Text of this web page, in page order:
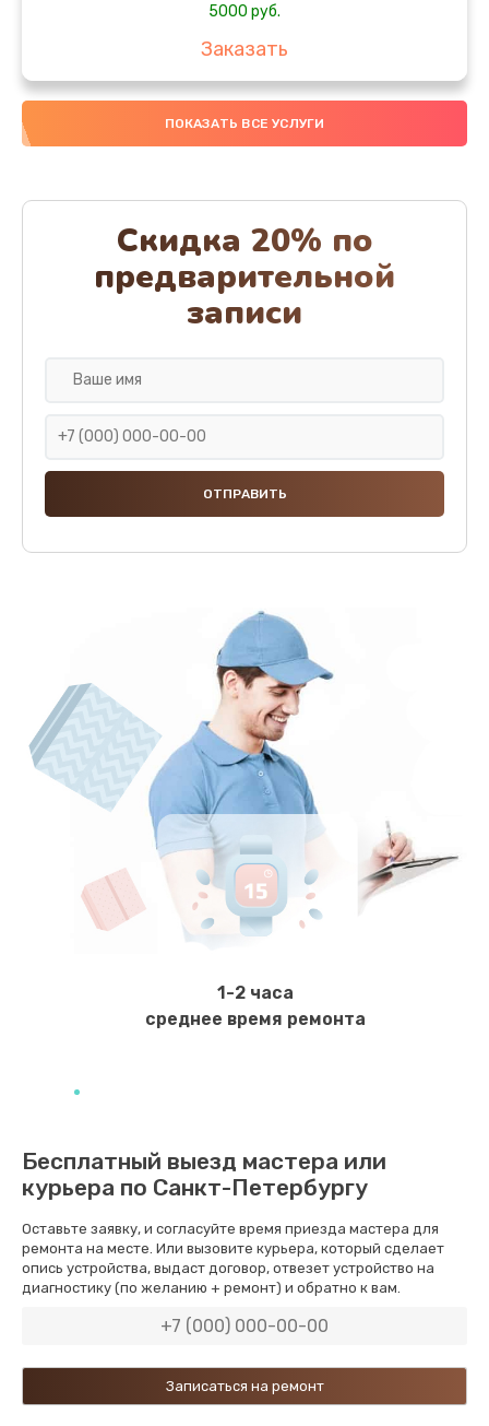
5000 руб.
Заказать
Ремонт или замена термоблока
5000 руб.
Ремонт привода варочного блока
4000 руб.
Заказать
Замена термодатчиков
2500 руб.
2000 руб.
Заказать
Замена микропереключателей
2000 руб.
Заказать
Замена микросхемы зарядки
1100 руб.
Заказать
550 руб.
Заказать
Замена кнопки питания
550 руб.
Заказать
Замена NFC модуля
Заказать
ПОКАЗАТЬ ВСЕ УСЛУГИ
Скидка 20% по
предварительной
записи
1-2 часа
среднее время ремонта
Бесплатный выезд мастера или
курьера по Санкт-Петербургу
Оставьте заявку, и согласуйте время приезда мастера для
ремонта на месте. Или вызовите курьера, который сделает
опись устройства, выдаст договор, отвезет устройство на
диагностику (по желанию + ремонт) и обратно к вам.